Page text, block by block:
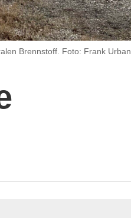
Brennstoff. Foto: Frank